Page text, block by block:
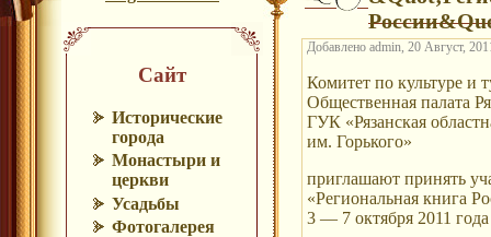
Сайт
Исторические
города
Монастыри и
церкви
Усадьбы
Фотогалерея
Добавлено admin, 20 Август,
Комитет по культуре и
Общественная палата
ГУК «Рязанская
им. Горького»
приглашают принять
«Региональная книга
3 — 7 октября 2011 года